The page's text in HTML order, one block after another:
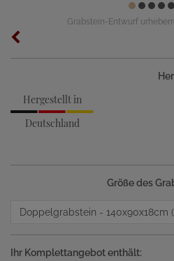
Grabstein-Entwurf
Hergestellt in
Deutschland
Größe des
Doppelgrabstein - 140x90x18cm
Ihr Komplettangebot enthält: